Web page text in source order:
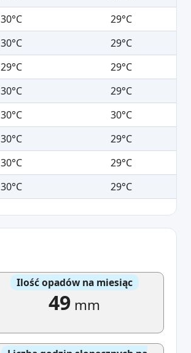
30°C
29°C
30°C
29°C
29°C
29°C
30°C
29°C
30°C
30°C
30°C
29°C
30°C
29°C
30°C 29°C
Ilość opadów na miesiąc
49 mm